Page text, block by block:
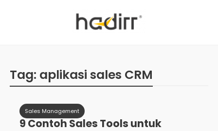
Tag: aplikasi sales CRM
Sales Management
9 Contoh Sales Tools untuk